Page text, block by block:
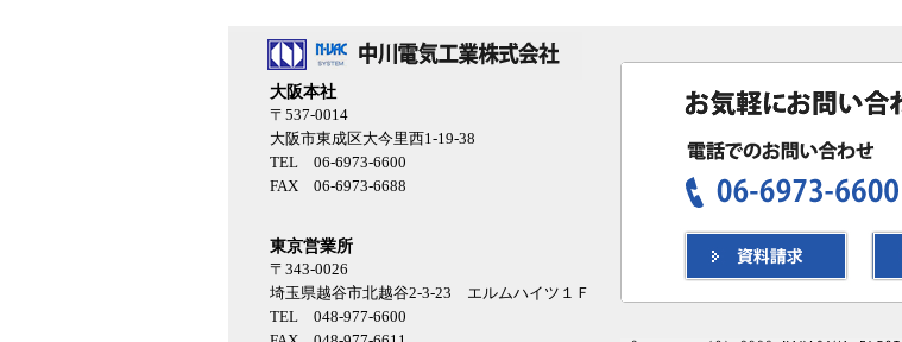
大阪本社
〒537-0014
大阪市東成区大今里西1-19-38
TEL 06-6973-6600
FAX 06-6973-6688
東京営業所
〒343-0026
埼玉県越谷市北越谷2-3-23 エルムハイツ１Ｆ
TEL 048-977-6600